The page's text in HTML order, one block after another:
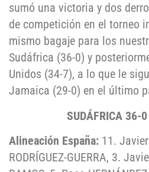
sumó una victoria y dos
de competición en el torneo
mismo bagaje para los
Sudáfrica (36-0) y
Unidos (34-7), a lo que le
Jamaica (29-0) en el último
SUDÁFRICA 36-
Alineación España: 11.
RODRÍGUEZ-GUERRA, 3.